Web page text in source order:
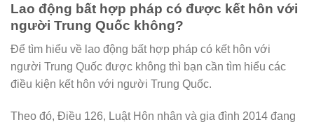
Lao động bất hợp pháp có được kết hôn với
người Trung Quốc không?
Để tìm hiểu về lao động bất hợp pháp có kết hôn với
người Trung Quốc được không thì bạn cần tìm hiểu các
điều kiện kết hôn với người Trung Quốc.
Theo đó, Điều 126, Luật Hôn nhân và gia đình 2014 đang